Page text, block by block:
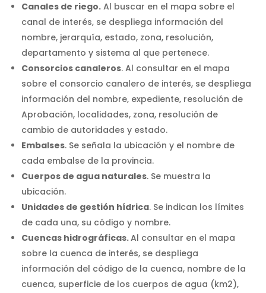
Canales de riego. Al buscar en el mapa sobre el
canal de interés, se despliega información del
nombre, jerarquía, estado, zona, resolución,
departamento y sistema al que pertenece.
Consorcios canaleros. Al consultar en el mapa
sobre el consorcio canalero de interés, se despliega
información del nombre, expediente, resolución de
Aprobación, localidades, zona, resolución de
cambio de autoridades y estado.
Embalses. Se señala la ubicación y el nombre de
cada embalse de la provincia.
Cuerpos de agua naturales. Se muestra la
ubicación.
Unidades de gestión hídrica. Se indican los límites
de cada una, su código y nombre.
Cuencas hidrográficas.Al consultar en el mapa
sobre la cuenca de interés, se despliega
información del código de la cuenca, nombre de la
cuenca, superficie de los cuerpos de agua (km2),